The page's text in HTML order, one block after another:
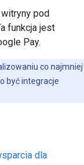
pod
funkcja jest
Pay.
co najmniej
być integracje
dla